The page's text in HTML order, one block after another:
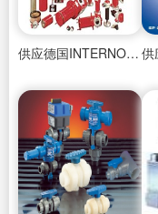
供应德国INTERNORMEN过滤器